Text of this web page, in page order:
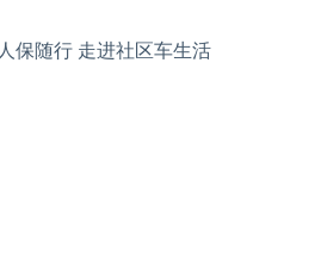
人保随行 走进社区车生活